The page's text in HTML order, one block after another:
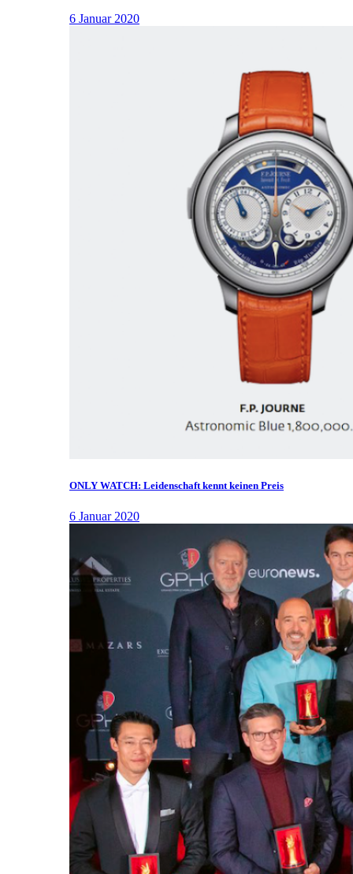
6 Januar 2020
ONLY WATCH: Leidenschaft kennt keinen Preis
6 Januar 2020